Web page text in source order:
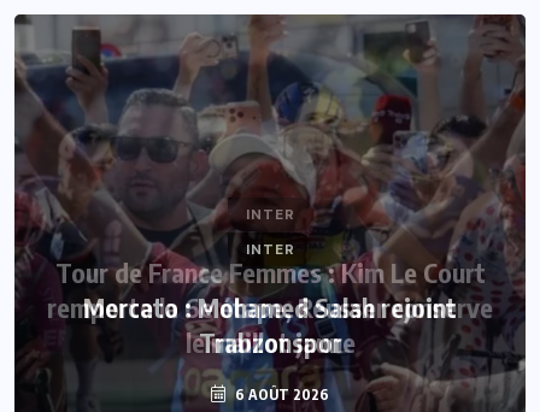
INTER
Mercato : Mohamed Salah rejoint
Trabzonspor
6 AOÛT 2026